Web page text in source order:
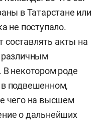
в Татарстане или
не поступало.
акты на
различным
некотором роде
подвешенном,
чего на высшем
о дальнейших